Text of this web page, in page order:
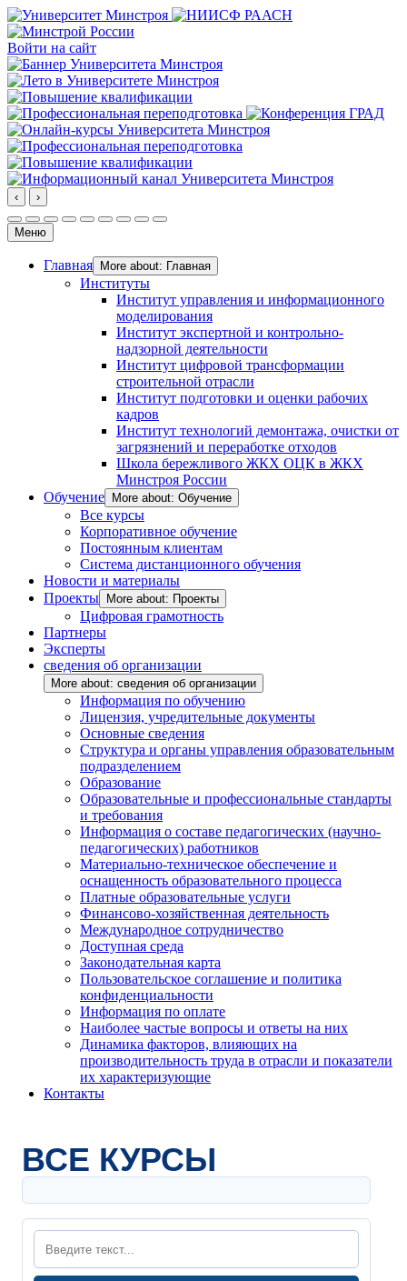
Войти на сайт
‹ ›
Меню
Главная More about: Главная
Институты
Институт управления и информационного
моделирования
Институт экспертной и контрольно-
надзорной деятельности
Институт цифровой трансформации
строительной отрасли
Институт подготовки и оценки рабочих
кадров
Институт технологий демонтажа, очистки от
загрязнений и переработке отходов
Школа бережливого ЖКХ ОЦК в ЖКХ
Минстроя России
Обучение
More about: Обучение
Все курсы
Корпоративное обучение
Постоянным клиентам
Система дистанционного обучения
Новости и материалы
Проекты
More about: Проекты
Цифровая грамотность
Партнеры
Эксперты
сведения об организации
More about: сведения об организации
Информация по обучению
Лицензия, учредительные документы
Основные сведения
Структура и органы управления образовательным
подразделением
Образование
Образовательные и профессиональные стандарты
и требования
Информация о составе педагогических (научно-
педагогических) работников
Материально-техническое обеспечение и
оснащенность образовательного процесса
Платные образовательные услуги
Финансово-хозяйственная деятельность
Международное сотрудничество
Доступная среда
Законодательная карта
Пользовательское соглашение и политика
конфиденциальности
Информация по оплате
Наиболее частые вопросы и ответы на них
Динамика факторов, влияющих на
производительность труда в отрасли и показатели
их характеризующие
Контакты
ВСЕ КУРСЫ